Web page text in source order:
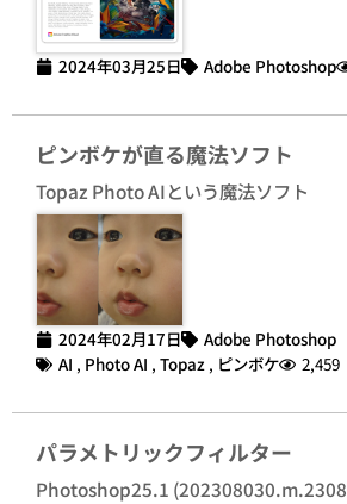
2024年03月25日 Adobe Photoshop
ピンボケが直る魔法ソフト
Topaz Photo AIという魔法ソフト
2024年02月17日
Adobe Photoshop
AI , Photo AI , Topaz , ピンボケ 2,459
パラメトリックフィルター
Photoshop25.1